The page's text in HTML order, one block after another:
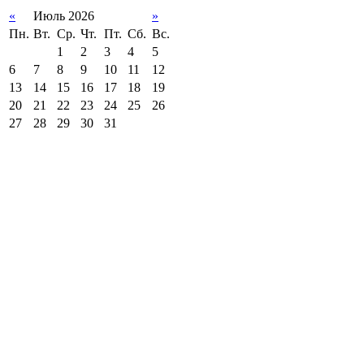
« Июль 2026
»
Пн. Вт. Ср. Чт. Пт. Сб. Вс.
1
2 3 4
5
6
7 8 9 10 11
12
13
14 15 16 17 18
19
20
21 22 23 24 25
26
27
28 29 30 31